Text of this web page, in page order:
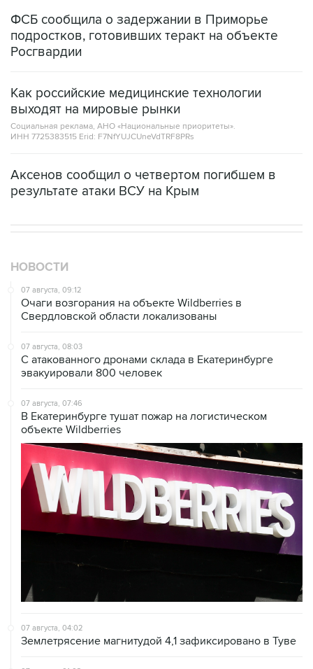
ФСБ сообщила о задержании в Приморье
подростков, готовивших теракт на объекте
Росгвардии
Как российские медицинские технологии
выходят на мировые рынки
Социальная реклама, АНО «Национальные приоритеты».
ИНН 7725383515 Erid: F7NfYUJCUneVdTRF8PRs
Аксенов сообщил о четвертом погибшем в
результате атаки ВСУ на Крым
НОВОСТИ
07 августа, 09:12
Очаги возгорания на объекте Wildberries в
Свердловской области локализованы
07 августа, 08:03
С атакованного дронами склада в Екатеринбурге
эвакуировали 800 человек
07 августа, 07:46
В Екатеринбурге тушат пожар на логистическом
объекте Wildberries
07 августа, 04:02
Землетрясение магнитудой 4,1 зафиксировано в Туве